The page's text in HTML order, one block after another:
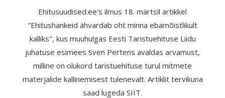
Ehitusuudised.ee's ilmus 18. märtsil artikkel
"Ehitushankeid ähvardab oht minna ebamõistlikult
kalliks", kus muuhulgas Eesti Taristuehituse Liidu
juhatuse esimees Sven Pertens avaldas arvamust,
milline on olukord taristuehituse turul mitmete
materjalide kallinemisest tulenevalt. Artiklit tervikuna
saad lugeda SIIT.